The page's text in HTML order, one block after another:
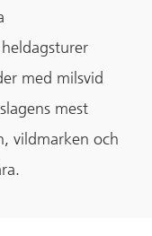
med milsvid
mest
vildmarken och